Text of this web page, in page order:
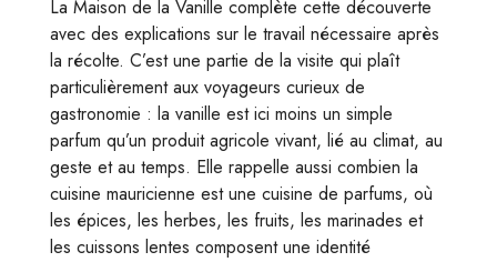
La Maison de la Vanille complète cette découverte
avec des explications sur le travail nécessaire après
la récolte. C’est une partie de la visite qui plaît
particulièrement aux voyageurs curieux de
gastronomie : la vanille est ici moins un simple
parfum qu’un produit agricole vivant, lié au climat, au
geste et au temps. Elle rappelle aussi combien la
cuisine mauricienne est une cuisine de parfums, où
les épices, les herbes, les fruits, les marinades et
les cuissons lentes composent une identité